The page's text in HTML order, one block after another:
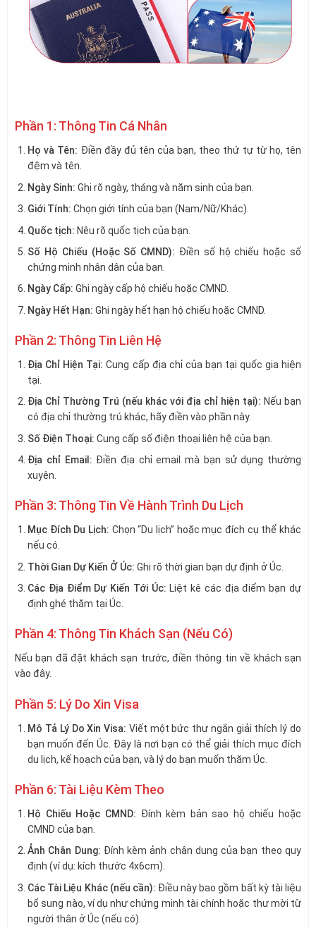
Phần 1: Thông Tin Cá Nhân
Họ và Tên: Điền đầy đủ tên của bạn, theo thứ tự từ họ, tên
đệm và tên.
Ngày Sinh: Ghi rõ ngày, tháng và năm sinh của bạn.
Giới Tính: Chọn giới tính của bạn (Nam/Nữ/Khác).
Quốc tịch: Nêu rõ quốc tịch của bạn.
Số Hộ Chiếu (Hoặc Số CMND): Điền số hộ chiếu hoặc số
chứng minh nhân dân của bạn.
Ngày Cấp: Ghi ngày cấp hộ chiếu hoặc CMND.
Ngày Hết Hạn: Ghi ngày hết hạn hộ chiếu hoặc CMND.
Phần 2: Thông Tin Liên Hệ
Địa Chỉ Hiện Tại: Cung cấp địa chỉ của bạn tại quốc gia hiện
tại.
Địa Chỉ Thường Trú (nếu khác với địa chỉ hiện tại): Nếu bạn
có địa chỉ thường trú khác, hãy điền vào phần này.
Số Điện Thoại: Cung cấp số điện thoại liên hệ của bạn.
Địa chỉ Email: Điền địa chỉ email mà bạn sử dụng thường
xuyên.
Phần 3: Thông Tin Về Hành Trình Du Lịch
Mục Đích Du Lịch: Chọn “Du lịch” hoặc mục đích cụ thể khác
nếu có.
Thời Gian Dự Kiến Ở Úc: Ghi rõ thời gian bạn dự định ở Úc.
Các Địa Điểm Dự Kiến Tới Úc: Liệt kê các địa điểm bạn dự
định ghé thăm tại Úc.
Phần 4: Thông Tin Khách Sạn (Nếu Có)
Nếu bạn đã đặt khách sạn trước, điền thông tin về khách sạn
vào đây.
Phần 5: Lý Do Xin Visa
Mô Tả Lý Do Xin Visa: Viết một bức thư ngắn giải thích lý do
bạn muốn đến Úc. Đây là nơi bạn có thể giải thích mục đích
du lịch, kế hoạch của bạn, và lý do bạn muốn thăm Úc.
Phần 6: Tài Liệu Kèm Theo
Hộ Chiếu Hoặc CMND: Đính kèm bản sao hộ chiếu hoặc
CMND của bạn.
Ảnh Chân Dung: Đính kèm ảnh chân dung của bạn theo quy
định (ví dụ: kích thước 4x6cm).
Các Tài Liệu Khác (nếu cần): Điều này bao gồm bất kỳ tài liệu
bổ sung nào, ví dụ như chứng minh tài chính hoặc thư mời từ
người thân ở Úc (nếu có).